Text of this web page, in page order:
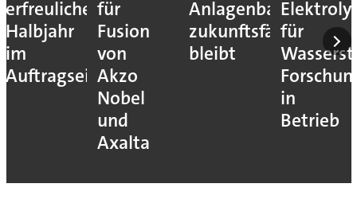
erfreuliches
Halbjahr
im
Auftragseingang
für
Fusion
von
Akzo
Nobel
und
Axalta
Anlagenbau
zukunftsfähig
bleibt
für
in
Betrieb